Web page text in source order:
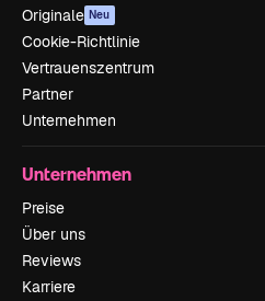
Originale Neu
Cookie-Richtlinie
Vertrauenszentrum
Partner
Unternehmen
Unternehmen
Preise
Über uns
Reviews
Karriere